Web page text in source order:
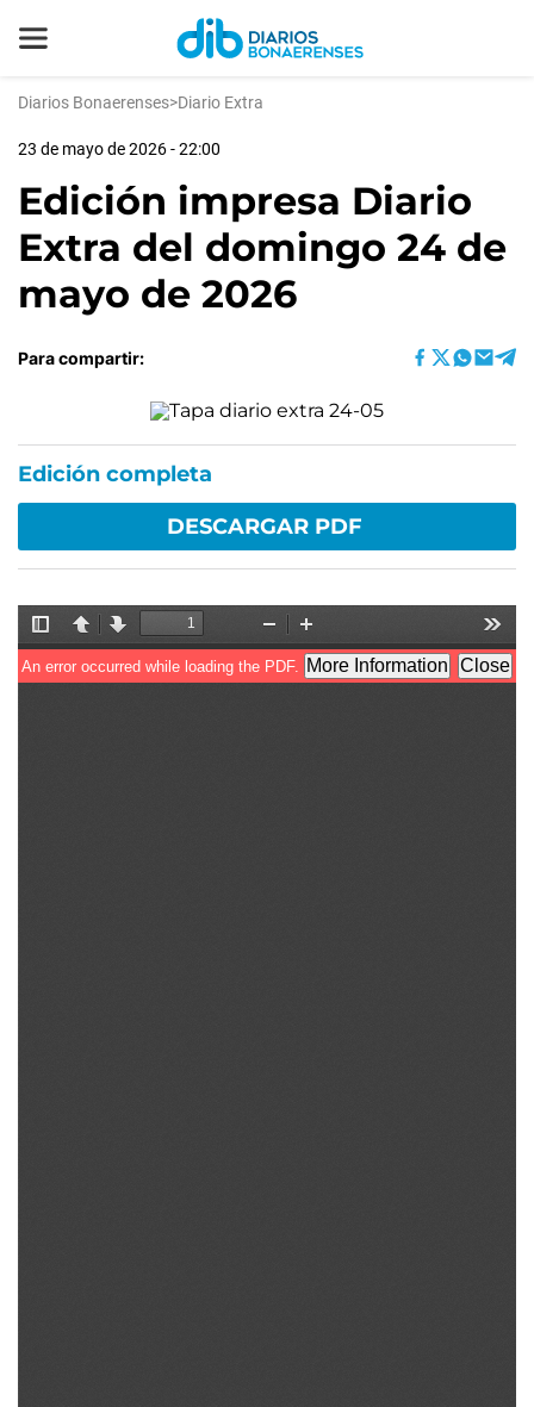
Diarios Bonaerenses>Diario Extra
23 de mayo de 2026 - 22:00
Edición impresa Diario
Extra del domingo 24 de
mayo de 2026
Para compartir:
Edición completa
DESCARGAR PDF